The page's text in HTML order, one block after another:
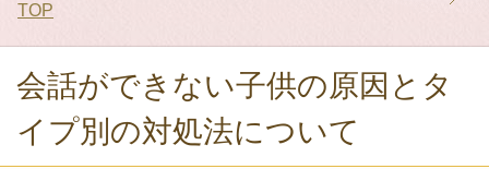
TOP
会話ができない子供の原因とタ
イプ別の対処法について